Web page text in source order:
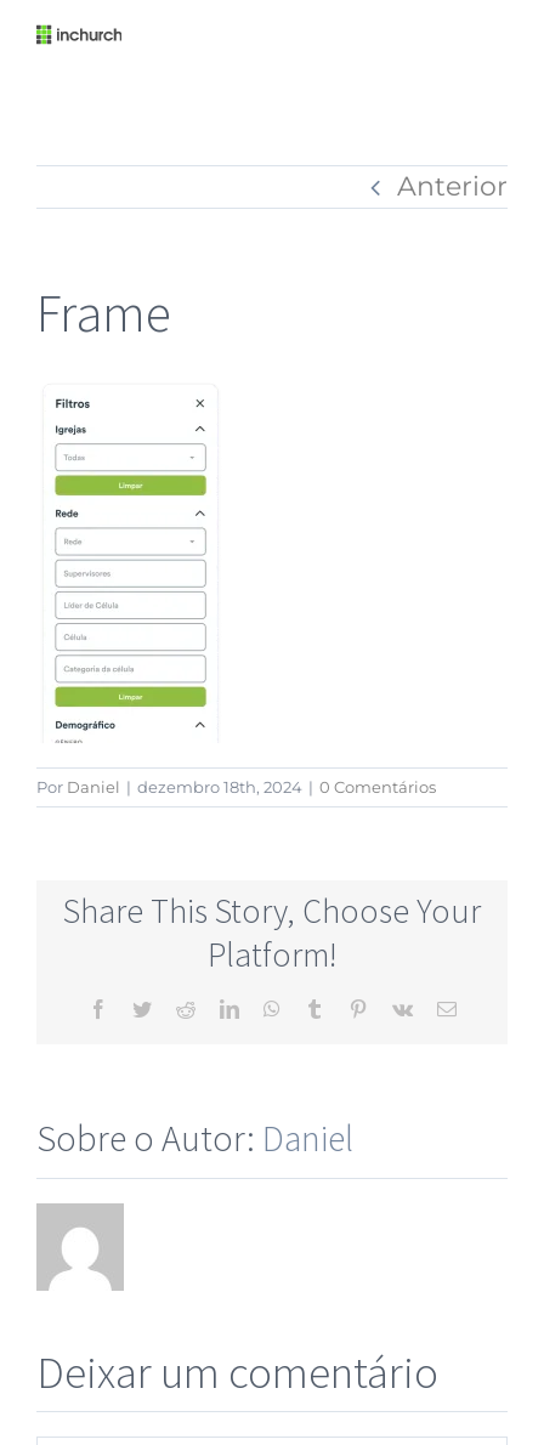
Anterior
Frame
Por Daniel | dezembro 18th, 2024 | 0 Comentários
Share This Story, Choose Your
Platform!
Sobre o Autor: Daniel
Deixar um comentário